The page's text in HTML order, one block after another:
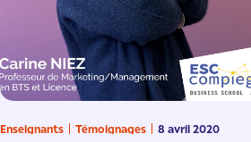
Enseignants Témoignages 8 avril 2020